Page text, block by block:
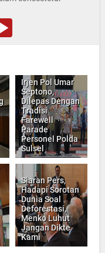
Irjen Pol Umar
Septono,
Dilepas Dengan
Tradisi
Farewell
Parade
Personel Polda
Sulsel
Siaran Pers,
Hadapi Sorotan
Dunia Soal
Deforestasi,
Menko Luhut
Jangan Dikte
Kami